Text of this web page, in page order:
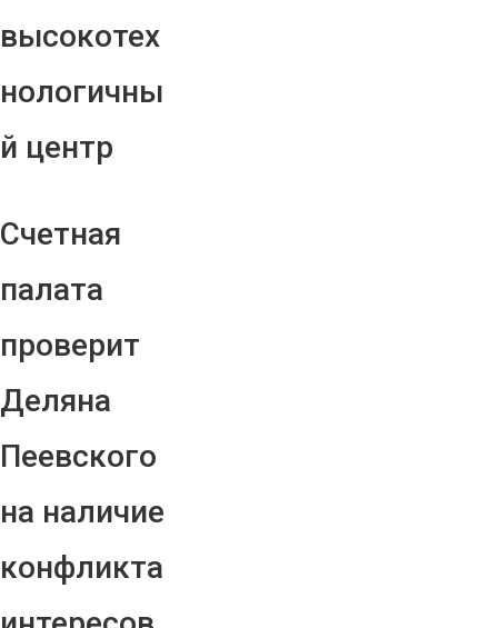
высокотех
нологичны
й центр
Счетная
палата
проверит
Деляна
Пеевского
на наличие
конфликта